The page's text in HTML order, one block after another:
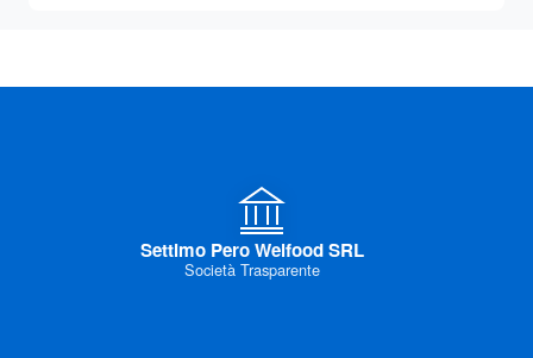
Settimo Pero Welfood SRL
Società Trasparente